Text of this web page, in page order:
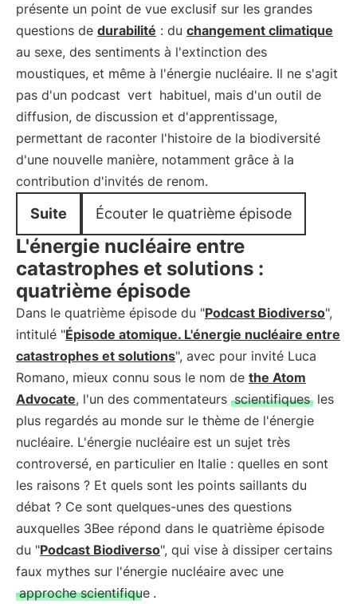
présente un point de vue exclusif sur les grandes
questions de durabilité : du changement climatique
au sexe, des sentiments à l'extinction des
moustiques, et même à l'énergie nucléaire. Il ne s'agit
pas d'un podcast vert habituel, mais d'un outil de
diffusion, de discussion et d'apprentissage,
permettant de raconter l'histoire de la biodiversité
d'une nouvelle manière, notamment grâce à la
contribution d'invités de renom.
Suite Écouter le quatrième épisode
L'énergie nucléaire entre
catastrophes et solutions :
quatrième épisode
Dans le quatrième épisode du "Podcast Biodiverso",
intitulé "Épisode atomique. L'énergie nucléaire entre
catastrophes et solutions", avec pour invité Luca
Romano, mieux connu sous le nom de the Atom
Advocate, l'un des commentateurs scientifiques les
plus regardés au monde sur le thème de l'énergie
nucléaire. L'énergie nucléaire est un sujet très
controversé, en particulier en Italie : quelles en sont
les raisons ? Et quels sont les points saillants du
débat ? Ce sont quelques-unes des questions
auxquelles 3Bee répond dans le quatrième épisode
du "Podcast Biodiverso", qui vise à dissiper certains
faux mythes sur l'énergie nucléaire avec une
approche scientifique .